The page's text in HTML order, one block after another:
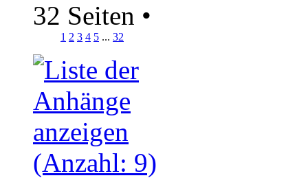
32 Seiten •
1 2 3 4 5 ... 32